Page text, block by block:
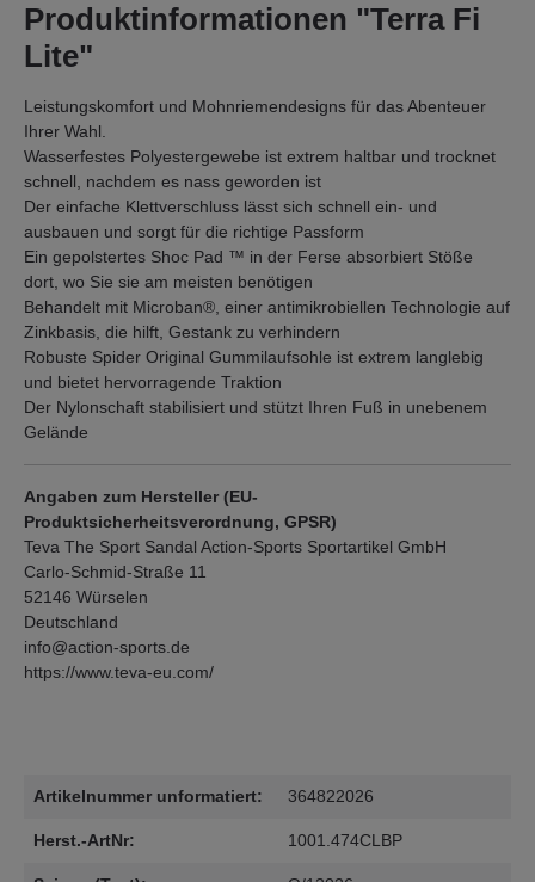
Produktinformationen "Terra Fi
Lite"
Leistungskomfort und Mohnriemendesigns für das Abenteuer
Ihrer Wahl.
Wasserfestes Polyestergewebe ist extrem haltbar und trocknet
schnell, nachdem es nass geworden ist
Der einfache Klettverschluss lässt sich schnell ein- und
ausbauen und sorgt für die richtige Passform
Ein gepolstertes Shoc Pad ™ in der Ferse absorbiert Stöße
dort, wo Sie sie am meisten benötigen
Behandelt mit Microban®, einer antimikrobiellen Technologie auf
Zinkbasis, die hilft, Gestank zu verhindern
Robuste Spider Original Gummilaufsohle ist extrem langlebig
und bietet hervorragende Traktion
Der Nylonschaft stabilisiert und stützt Ihren Fuß in unebenem
Gelände
Angaben zum Hersteller (EU-
Produktsicherheitsverordnung, GPSR)
Teva The Sport Sandal Action-Sports Sportartikel GmbH
Carlo-Schmid-Straße 11
52146 Würselen
Deutschland
info@action-sports.de
https://www.teva-eu.com/
Artikelnummer unformatiert: 364822026
Herst.-ArtNr: 1001.474CLBP